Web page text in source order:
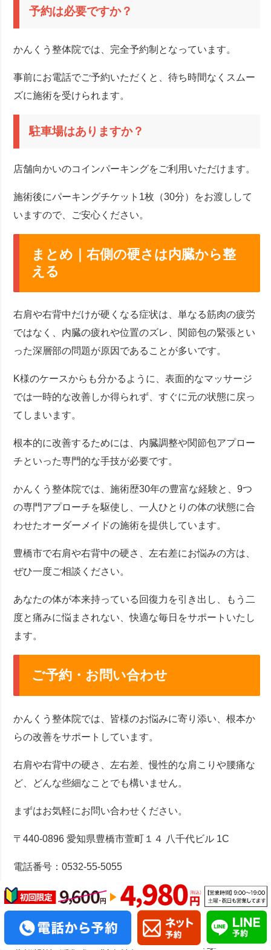
予約は必要ですか？
かんくう整体院では、完全予約制となっています。
事前にお電話でご予約いただくと、待ち時間なくスムー
ズに施術を受けられます。
駐車場はありますか？
店舗向かいのコインパーキングをご利用いただけます。
施術後にパーキングチケット1枚（30分）をお渡しして
いますので、ご安心ください。
まとめ｜右側の硬さは内臓から整
える
右肩や右背中だけが硬くなる症状は、単なる筋肉の疲労
ではなく、内臓の疲れや位置のズレ、関節包の緊張とい
った深層部の問題が原因であることが多いです。
K様のケースからも分かるように、表面的なマッサージ
では一時的な改善しか得られず、すぐに元の状態に戻っ
てしまいます。
根本的に改善するためには、内臓調整や関節包アプロー
チといった専門的な手技が必要です。
かんくう整体院では、施術歴30年の豊富な経験と、9つ
の専門アプローチを駆使し、一人ひとりの体の状態に合
わせたオーダーメイドの施術を提供しています。
豊橋市で右肩や右背中の硬さ、左右差にお悩みの方は、
ぜひ一度ご相談ください。
あなたの体が本来持っている回復力を引き出し、もう二
度と痛みに悩まされない、快適な毎日をサポートいたし
ます。
ご予約・お問い合わせ
かんくう整体院では、皆様のお悩みに寄り添い、根本か
らの改善をサポートしています。
右肩や右背中の硬さ、左右差、慢性的な肩こりや腰痛な
ど、どんな些細なことでも構いません。
まずはお気軽にお問い合わせください。
〒440-0896 愛知県豊橋市萱町１４ 八千代ビル 1C
電話番号：0532-55-5055
営業時間：9:00〜19:00
定休日：日曜日